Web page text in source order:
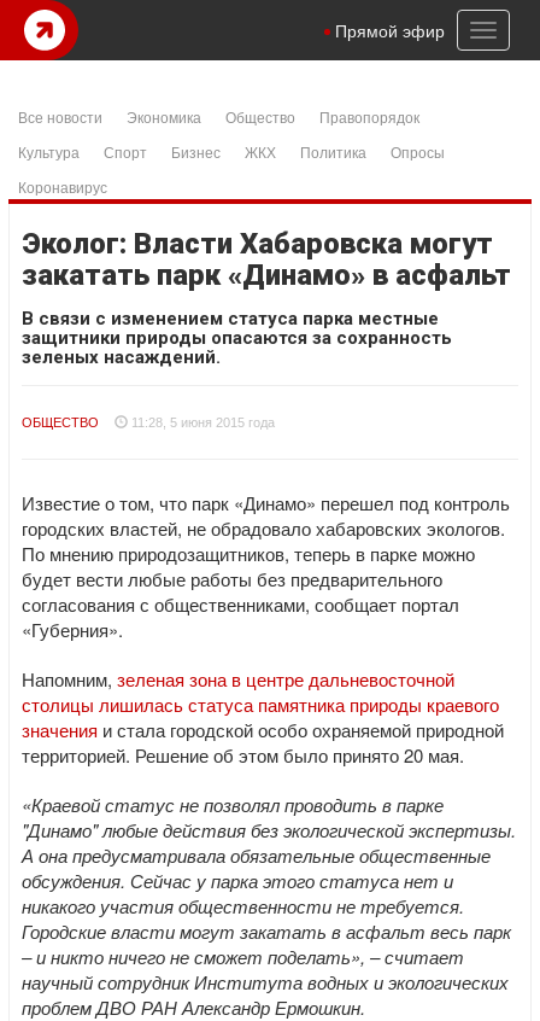
Toggle
Прямой эфир
Все новости Экономика Общество
Правопорядок
Культура
Спорт Бизнес ЖКХ Политика
Опросы
Коронавирус
Эколог: Власти Хабаровска могут
закатать парк «Динамо» в асфальт
В связи с изменением статуса парка местные
защитники природы опасаются за сохранность
зеленых насаждений.
ОБЩЕСТВО 11:28, 5 июня 2015 года
Известие о том, что парк «Динамо» перешел под контроль
городских властей, не обрадовало хабаровских экологов.
По мнению природозащитников, теперь в парке можно
будет вести любые работы без предварительного
согласования с общественниками, сообщает портал
«Губерния».
Напомним, зеленая зона в центре дальневосточной
столицы лишилась статуса памятника природы краевого
значения и стала городской особо охраняемой природной
территорией. Решение об этом было принято 20 мая.
«Краевой статус не позволял проводить в парке
"Динамо" любые действия без экологической экспертизы.
А она предусматривала обязательные общественные
обсуждения. Сейчас у парка этого статуса нет и
никакого участия общественности не требуется.
Городские власти могут закатать в асфальт весь парк
– и никто ничего не сможет поделать», – считает
научный сотрудник Института водных и экологических
проблем ДВО РАН Александр Ермошкин.